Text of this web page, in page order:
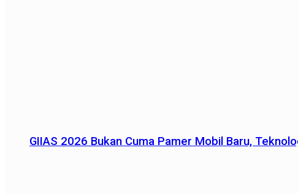
GIIAS 2026 Bukan Cuma Pamer Mobil Baru,